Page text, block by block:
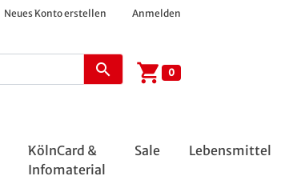
Neues Konto erstellen Anmelden
search shopping_cart 0
KölnCard &
Infomaterial
Sale Lebensmittel